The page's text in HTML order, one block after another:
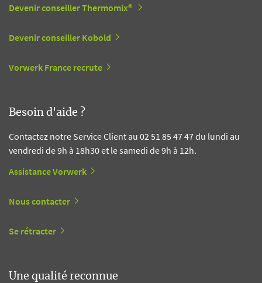
Devenir conseiller Thermomix®
Devenir conseiller Kobold
Vorwerk France recrute
Besoin d'aide ?
Contactez notre Service Client au 02 51 85 47 47 du lundi au
vendredi de 9h à 18h30 et le samedi de 9h à 12h.
Assistance Vorwerk
Nous contacter
Se rétracter
Une qualité reconnue